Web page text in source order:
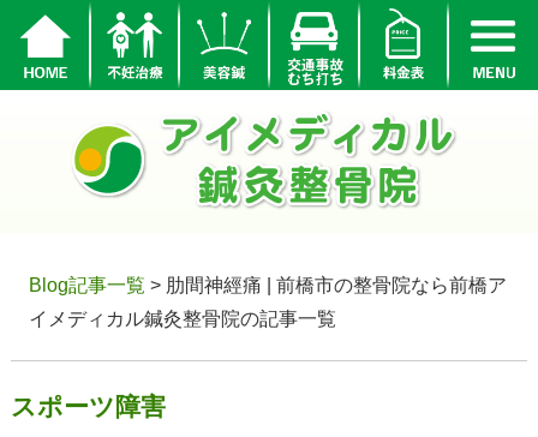
Blog記事一覧 > 肋間神經痛 | 前橋市の整骨院なら前橋ア
イメディカル鍼灸整骨院の記事一覧
スポーツ障害